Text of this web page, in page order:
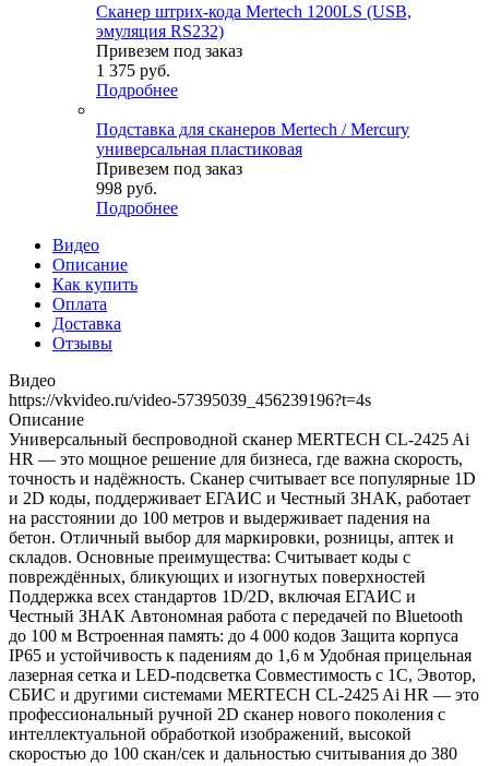
Сканер штрих-кода Mertech 1200LS (USB,
эмуляция RS232)
Привезем под заказ
1 375 руб.
Подробнее
Подставка для сканеров Mertech / Mercury
универсальная пластиковая
Привезем под заказ
998 руб.
Подробнее
Видео
Описание
Как купить
Оплата
Доставка
Отзывы
Видео
https://vkvideo.ru/video-57395039_456239196?t=4s
Описание
Универсальный беспроводной сканер MERTECH CL-2425 Ai
HR — это мощное решение для бизнеса, где важна скорость,
точность и надёжность. Сканер считывает все популярные 1D
и 2D коды, поддерживает ЕГАИС и Честный ЗНАК, работает
на расстоянии до 100 метров и выдерживает падения на
бетон. Отличный выбор для маркировки, розницы, аптек и
складов. Основные преимущества: Считывает коды с
повреждённых, бликующих и изогнутых поверхностей
Поддержка всех стандартов 1D/2D, включая ЕГАИС и
Честный ЗНАК Автономная работа с передачей по Bluetooth
до 100 м Встроенная память: до 4 000 кодов Защита корпуса
IP65 и устойчивость к падениям до 1,6 м Удобная прицельная
лазерная сетка и LED-подсветка Совместимость с 1С, Эвотор,
СБИС и другими системами MERTECH CL-2425 Ai HR — это
профессиональный ручной 2D сканер нового поколения с
интеллектуальной обработкой изображений, высокой
скоростью до 100 скан/сек и дальностью считывания до 380